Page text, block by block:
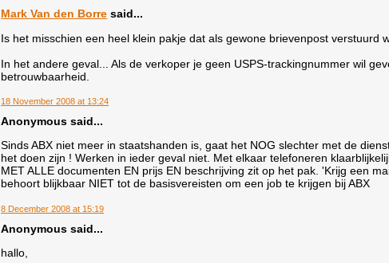
Mark Van den Borre said...
Is het misschien een heel klein pakje dat als gewone brievenpost verstuurd
In het andere geval... Als de verkoper je geen USPS-trackingnummer wil
betrouwbaarheid.
18 November 2008 at 13:24
Anonymous said...
Sinds ABX niet meer in staatshanden is, gaat het NOG slechter met de
het doen zijn ! Werken in ieder geval niet. Met elkaar telefoneren
MET ALLE documenten EN prijs EN beschrijving zit op het pak. 'Krijg een
behoort blijkbaar NIET tot de basisvereisten om een job te krijgen bij ABX
8 December 2008 at 15:19
Anonymous said...
hallo,